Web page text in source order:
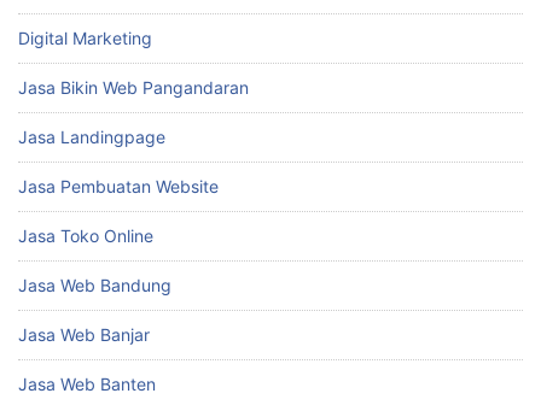
Digital Marketing
Jasa Bikin Web Pangandaran
Jasa Landingpage
Jasa Pembuatan Website
Jasa Toko Online
Jasa Web Bandung
Jasa Web Banjar
Jasa Web Banten